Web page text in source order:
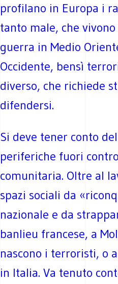
profilano in Europa i
tanto male, che
guerra in Medio
Occidente, bensì
diverso, che richiede
difendersi.
Si deve tener conto
periferiche fuori
comunitaria. Oltre al
spazi sociali da
nazionale e da
banlieu francese, a
nascono i terroristi, o
in Italia. Va tenuto